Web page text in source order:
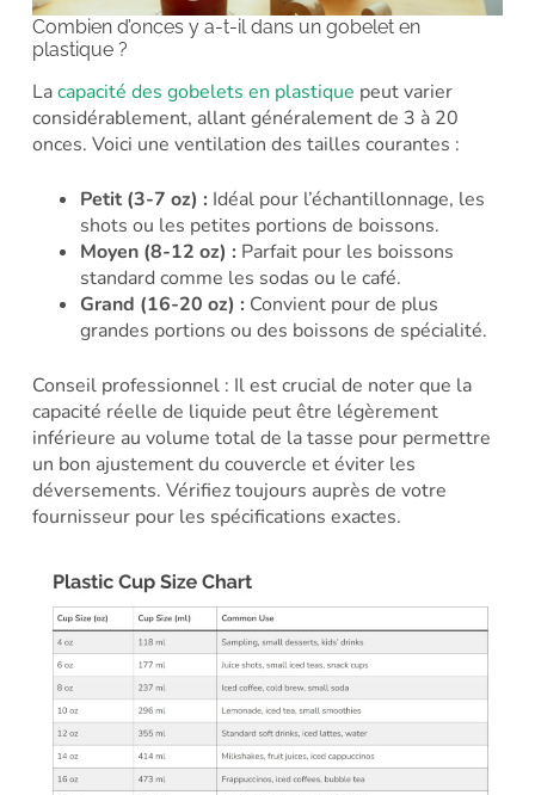
Combien d’onces y a-t-il dans un gobelet en
plastique ?
Lacapacité des gobelets en plastique peut varier
considérablement, allant généralement de 3 à 20
onces. Voici une ventilation des tailles courantes :
Petit (3-7 oz) : Idéal pour l’échantillonnage, les
shots ou les petites portions de boissons.
Moyen (8-12 oz) : Parfait pour les boissons
standard comme les sodas ou le café.
Grand (16-20 oz) : Convient pour de plus
grandes portions ou des boissons de spécialité.
Conseil professionnel : Il est crucial de noter que la
capacité réelle de liquide peut être légèrement
inférieure au volume total de la tasse pour permettre
un bon ajustement du couvercle et éviter les
déversements. Vérifiez toujours auprès de votre
fournisseur pour les spécifications exactes.